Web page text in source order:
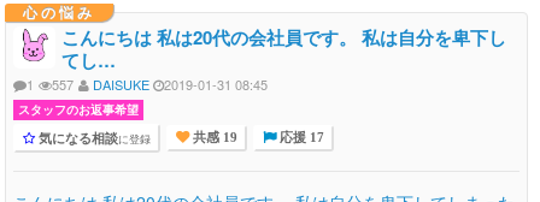
心の悩み
こんにちは 私は20代の会社員です。 私は自分を卑下し
てし…
1 557 DAISUKE 2019-01-31 08:45
スタッフのお返事希望
気になる相談に登録 共感 19 応援 17